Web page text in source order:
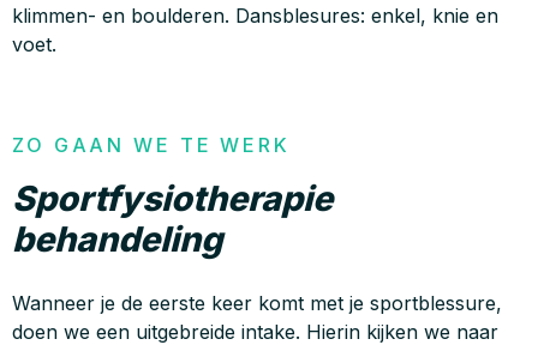
klimmen- en boulderen. Dansblesures: enkel, knie en
voet.
ZO GAAN WE TE WERK
Sportfysiotherapie
behandeling
Wanneer je de eerste keer komt met je sportblessure,
doen we een uitgebreide intake. Hierin kijken we naar